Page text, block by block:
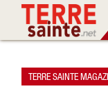
TERRE SAINTE